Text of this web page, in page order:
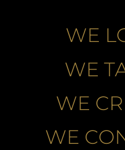
WE L
WE T
WE CR
WE CO